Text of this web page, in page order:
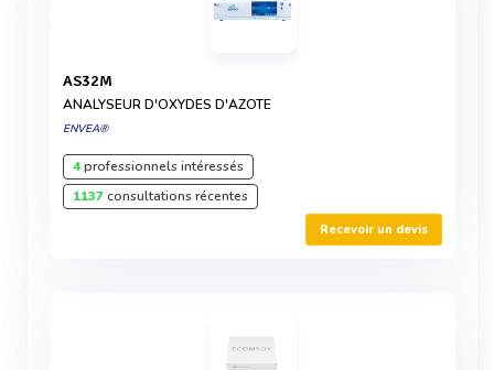
AS32M
ANALYSEUR D'OXYDES D'AZOTE
ENVEA®
4professionnels intéressés
1137consultations récentes
Recevoir un devis